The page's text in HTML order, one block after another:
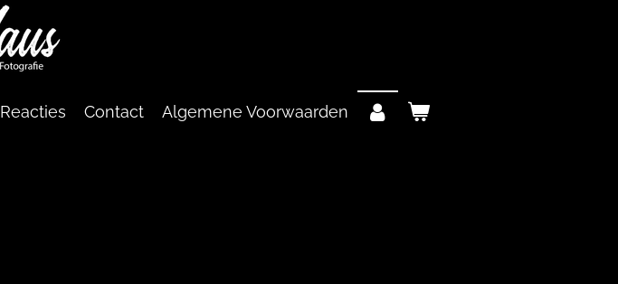
Reacties Contact Algemene Voorwaarden